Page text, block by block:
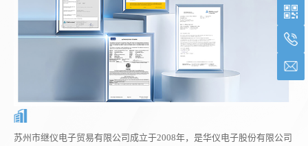
苏州市继仪电子贸易有限公司成立于2008年，是华仪电子股份有限公司